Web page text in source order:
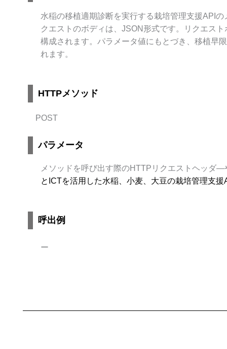
水稲の移植適期診断を実行する栽培管理支援API
クエストのボディは、JSON形式です。リクエス
構成されます。パラメータ値にもとづき、移植早
れます。
HTTPメソッド
POST
パラメータ
メソッドを呼び出す際のHTTPリクエストヘッダ
とICTを活用した水稲、小麦、大豆の栽培管理支
呼出例
ー